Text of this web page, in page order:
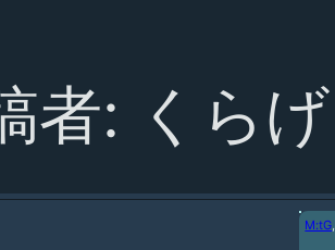
者: くらげ
M:tG,